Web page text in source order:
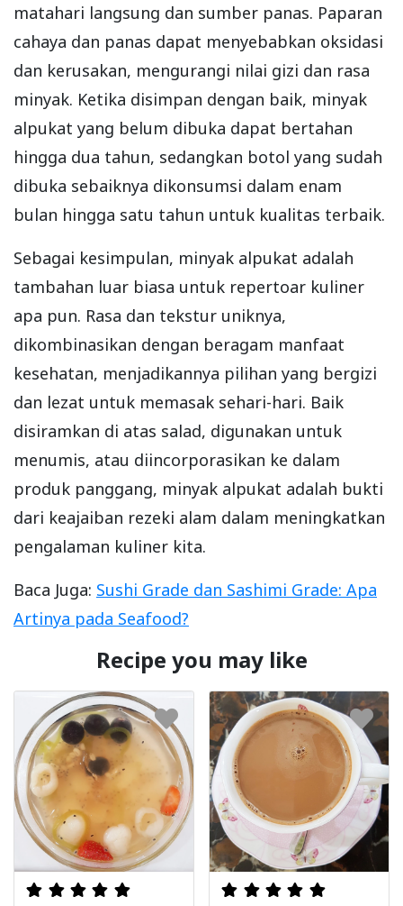
matahari langsung dan sumber panas. Paparan
cahaya dan panas dapat menyebabkan oksidasi
dan kerusakan, mengurangi nilai gizi dan rasa
minyak. Ketika disimpan dengan baik, minyak
alpukat yang belum dibuka dapat bertahan
hingga dua tahun, sedangkan botol yang sudah
dibuka sebaiknya dikonsumsi dalam enam
bulan hingga satu tahun untuk kualitas terbaik.
Sebagai kesimpulan, minyak alpukat adalah
tambahan luar biasa untuk repertoar kuliner
apa pun. Rasa dan tekstur uniknya,
dikombinasikan dengan beragam manfaat
kesehatan, menjadikannya pilihan yang bergizi
dan lezat untuk memasak sehari-hari. Baik
disiramkan di atas salad, digunakan untuk
menumis, atau diincorporasikan ke dalam
produk panggang, minyak alpukat adalah bukti
dari keajaiban rezeki alam dalam meningkatkan
pengalaman kuliner kita.
Baca Juga: Sushi Grade dan Sashimi Grade: Apa
Artinya pada Seafood?
Recipe you may like